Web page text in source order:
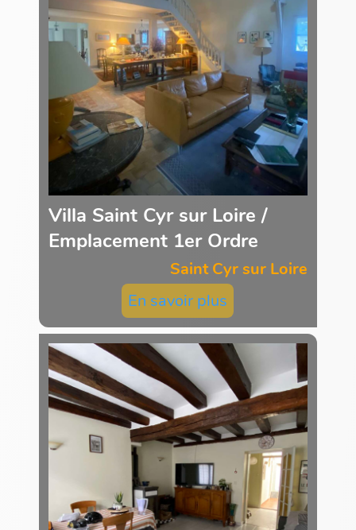
Villa Saint Cyr sur Loire /
Emplacement 1er Ordre
Saint Cyr sur Loire
En savoir plus